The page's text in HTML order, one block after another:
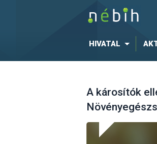
HIVATAL
A károsítók